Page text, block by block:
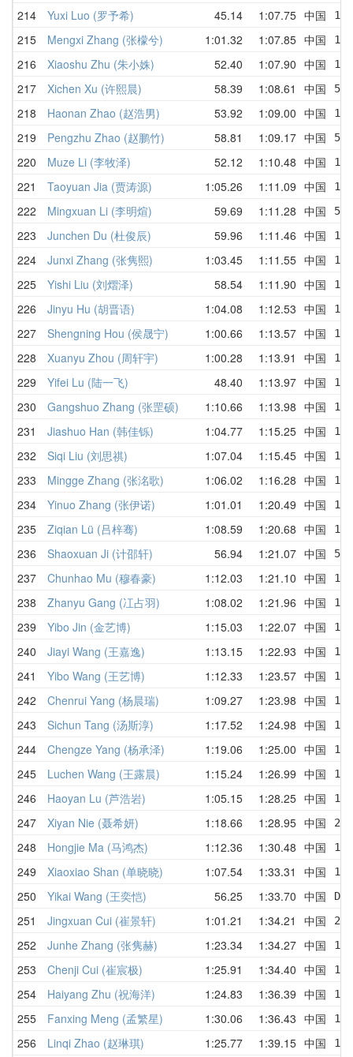
214 Yuxi Luo (罗予希) 45.14 1:07.75 中国
215 Mengxi Zhang (张檬兮) 1:01.32 1:07.85 中国
216 Xiaoshu Zhu (朱小姝) 52.40 1:07.90 中国
217 Xichen Xu (许熙晨) 58.39 1:08.61 中国
218 Haonan Zhao (赵浩男) 53.92 1:09.00 中国
219 Pengzhu Zhao (赵鹏竹) 58.81 1:09.17 中国
220 Muze Li (李牧泽) 52.12 1:10.48 中国
221 Taoyuan Jia (贾涛源) 1:05.26 1:11.09 中国
222 Mingxuan Li (李明煊) 59.69 1:11.28 中国
223 Junchen Du (杜俊辰) 59.96 1:11.46 中国
224 Junxi Zhang (张隽熙) 1:03.45 1:11.55 中国
225 Yishi Liu (刘熠泽) 58.54 1:11.90 中国
226 Jinyu Hu (胡晋语) 1:04.08 1:12.53 中国
227 Shengning Hou (侯晟宁) 1:00.66 1:13.57 中国
228 Xuanyu Zhou (周轩宇) 1:00.28 1:13.91 中国
229 Yifei Lu (陆一飞) 48.40 1:13.97 中国
230 Gangshuo Zhang (张罡硕) 1:10.66 1:13.98 中国
231 Jiashuo Han (韩佳铄) 1:04.77 1:15.25 中国
232 Siqi Liu (刘思祺) 1:07.04 1:15.45 中国
233 Mingge Zhang (张洺歌) 1:06.02 1:16.28 中国
234 Yinuo Zhang (张伊诺) 1:01.01 1:20.49 中国
235 Ziqian Lü (吕梓骞) 1:08.59 1:20.68 中国
236 Shaoxuan Ji (计邵轩) 56.94 1:21.07 中国
237 Chunhao Mu (穆春豪) 1:12.03 1:21.10 中国
238 Zhanyu Gang (冮占羽) 1:08.02 1:21.96 中国
239 Yibo Jin (金艺博) 1:15.03 1:22.07 中国
240 Jiayi Wang (王嘉逸) 1:13.15 1:22.93 中国
241 Yibo Wang (王艺博) 1:12.33 1:23.57 中国
242 Chenrui Yang (杨晨瑞) 1:09.27 1:23.98 中国
243 Sichun Tang (汤斯淳) 1:17.52 1:24.98 中国
244 Chengze Yang (杨承泽) 1:19.06 1:25.00 中国
245 Luchen Wang (王露晨) 1:15.24 1:26.99 中国
246 Haoyan Lu (芦浩岩) 1:05.15 1:28.25 中国
247 Xiyan Nie (聂希妍) 1:18.66 1:28.95 中国
248 Hongjie Ma (马鸿杰) 1:12.36 1:30.48 中国
249 Xiaoxiao Shan (单晓晓) 1:07.54 1:33.31 中国
250 Yikai Wang (王奕恺) 56.25 1:33.70 中国
251 Jingxuan Cui (崔景轩) 1:01.21 1:34.21 中国
252 Junhe Zhang (张隽赫) 1:23.34 1:34.27 中国
253 Chenji Cui (崔宸极) 1:25.91 1:34.40 中国
254 Haiyang Zhu (祝海洋) 1:24.83 1:36.39 中国
255 Fanxing Meng (孟繁星) 1:30.06 1:36.43 中国
256 Linqi Zhao (赵琳琪) 1:25.77 1:39.15 中国